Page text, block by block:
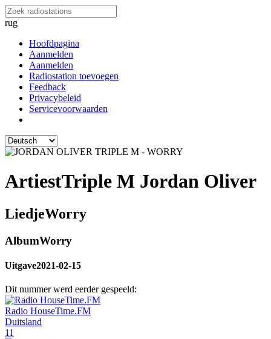
rug
Hoofdpagina
Aanmelden
Aanmelden
Radiostation toevoegen
Feedback
Privacybeleid
Servicevoorwaarden
ArtiestTriple M Jordan Oliver
LiedjeWorry
AlbumWorry
Uitgave2021-02-15
Dit nummer werd eerder gespeeld:
Radio HouseTime.FM
Duitsland
11